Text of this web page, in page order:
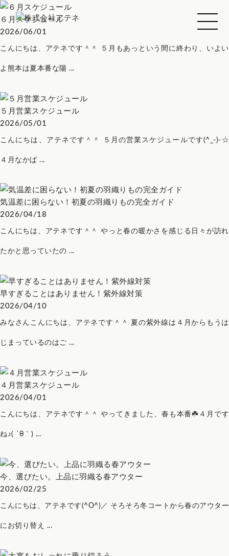
６月スケジュール
2026/06/01
こんにちは、アテネです＾＾ ５月もあっという間に終わり、いよい
よ熊本は夏本番な陽 ...
５月営業スケジュール
2026/05/01
こんにちは、アテネです＾＾ ５月の営業スケジュールです(^_-)-☆
４月なかば ...
気温差に困らない！初夏の羽織りもの完全ガイド
2026/04/18
こんにちは、アテネです＾＾ やっと春の暖かさを感じる日々が訪れ
たかと思っていたの ...
早すぎることはありません！紫外線対策
2026/04/10
みなさんこんにちは、アテネです＾＾ 夏の紫外線は４月からもうは
じまっているのはご ...
４月営業スケジュール
2026/04/01
こんにちは、アテネです＾＾ やってきました、春も本番☘️４月です
ね♪( ´θ｀) ...
今、選びたい。上品に羽織る春アウター
2026/02/25
こんにちは、アテネです(^O^)／ そろそろ冬コートから春のアウター
にお切り替え ...